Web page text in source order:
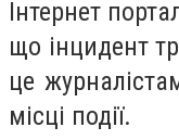
Інтернет
що інцидент
це
місці події.